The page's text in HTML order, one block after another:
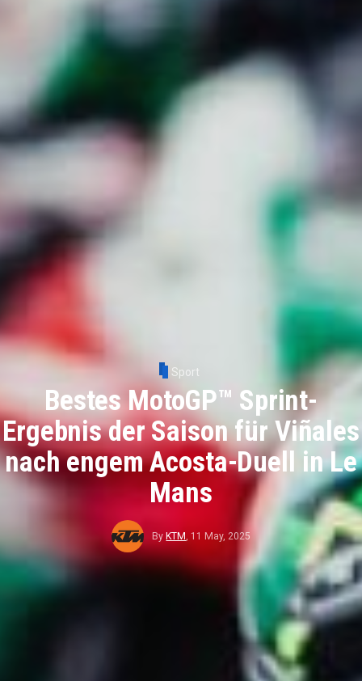
Sport
Bestes MotoGP™ Sprint-
Ergebnis der Saison für Viñales
nach engem Acosta-Duell in Le
Mans
By KTM,11 May, 2025